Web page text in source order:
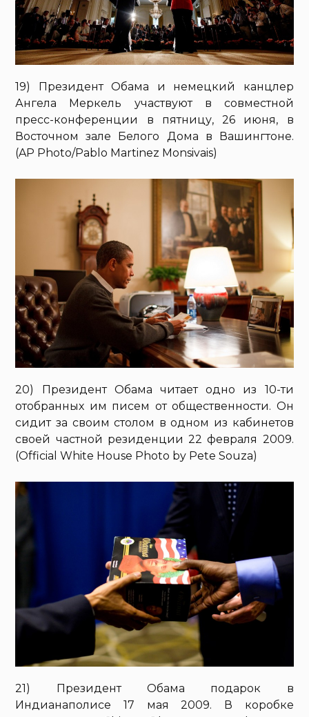
19) Президент Обама и немецкий канцлер
Ангела Меркель участвуют в совместной
пресс-конференции в пятницу, 26 июня, в
Восточном зале Белого Дома в Вашингтоне.
(AP Photo/Pablo Martinez Monsivais)
20) Президент Обама читает одно из 10-ти
отобранных им писем от общественности. Он
сидит за своим столом в одном из кабинетов
своей частной резиденции 22 февраля 2009.
(Official White House Photo by Pete Souza)
21) Президент Обама подарок в
Индианаполисе 17 мая 2009. В коробке